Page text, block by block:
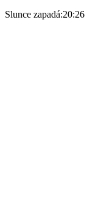
Slunce zapadá:20:26